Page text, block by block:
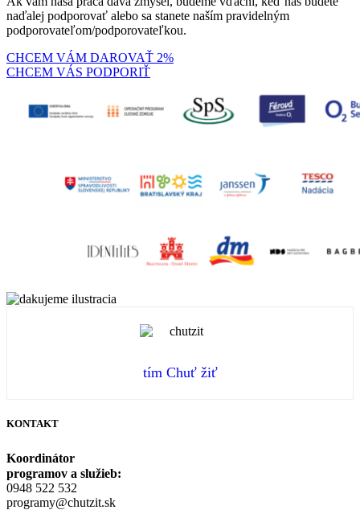
naďalej podporovať alebo sa stanete naším pravidelným
podporovateľom/podporovateľkou.
CHCEM VÁM DAROVAŤ 2%
CHCEM VÁS PODPORIŤ
tím Chuť žiť
KONTAKT
Koordinátor
programov a služieb:
0948 522 532
programy@chutzit.sk